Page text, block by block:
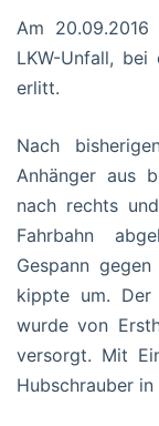
Am
LKW-Unfall,
erlitt.
Nach
Anhänger aus
nach rechts
Fahrbahn
Gespann
kippte um. Der
wurde von
versorgt. Mit
Hubschrauber